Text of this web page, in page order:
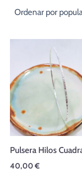
Pulsera Hilos
40,00 €